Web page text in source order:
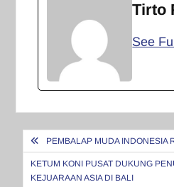
Tirto
See
Navigasi
pos
PEMBALAP MUDA INDONESIA
KETUM KONI PUSAT DUKUNG
KEJUARAAN ASIA DI BALI